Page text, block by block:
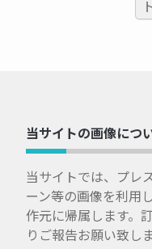
当サイトの画像につ
当サイトでは、プレ
ーン等の画像を利用
作元に帰属します。
りご報告お願い致しま